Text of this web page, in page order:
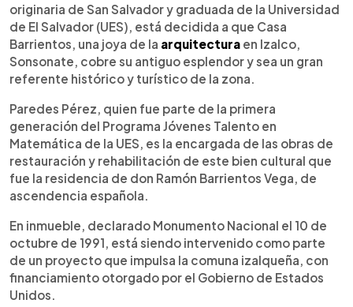
originaria de San Salvador y graduada de la Universidad
de El Salvador (UES), está decidida a que Casa
Barrientos, una joya de la arquitectura en Izalco,
Sonsonate, cobre su antiguo esplendor y sea un gran
referente histórico y turístico de la zona.
Paredes Pérez, quien fue parte de la primera
generación del Programa Jóvenes Talento en
Matemática de la UES, es la encargada de las obras de
restauración y rehabilitación de este bien cultural que
fue la residencia de don Ramón Barrientos Vega, de
ascendencia española.
En inmueble, declarado Monumento Nacional el 10 de
octubre de 1991, está siendo intervenido como parte
de un proyecto que impulsa la comuna izalqueña, con
financiamiento otorgado por el Gobierno de Estados
Unidos.